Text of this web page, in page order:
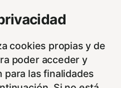
cookies propias y de
poder acceder y
para las finalidades